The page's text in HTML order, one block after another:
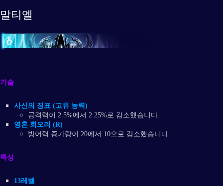
말티엘
기술
사신의 징표 (고유 능력)
공격력이 2.5%에서 2.25%로 감소했습니다.
영혼 회오리 (R)
방어력 증가량이 20에서 10으로 감소했습니다.
특성
13레벨